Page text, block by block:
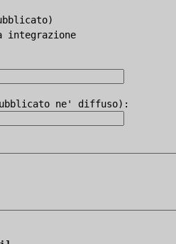
integrazione
ne' diffuso):